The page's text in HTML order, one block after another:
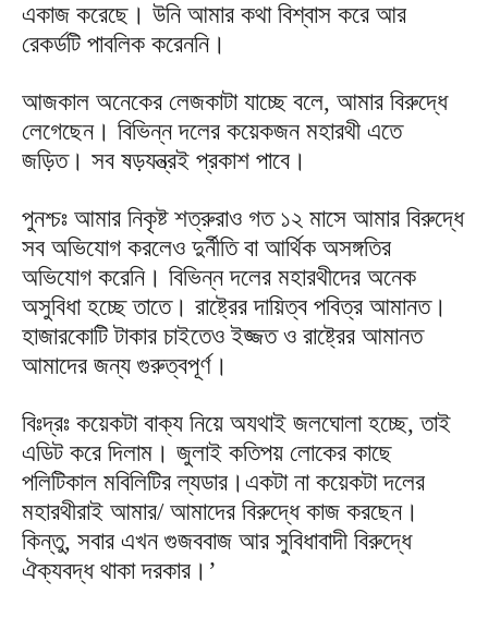
একাজ করেছে। উনি আমার কথা বিশ্বাস করে আর
রেকর্ডটি পাবলিক করেননি।
আজকাল অনেকের লেজকাটা যাচ্ছে বলে, আমার বিরুদ্ধে
লেগেছেন। বিভিন্ন দলের কয়েকজন মহারথী এতে
জড়িত। সব ষড়যন্ত্রই প্রকাশ পাবে।
পুনশ্চঃ আমার নিকৃষ্ট শত্রুরাও গত ১২ মাসে আমার বিরুদ্ধে
সব অভিযোগ করলেও দুর্নীতি বা আর্থিক অসঙ্গতির
অভিযোগ করেনি। বিভিন্ন দলের মহারথীদের অনেক
অসুবিধা হচ্ছে তাতে। রাষ্ট্রের দায়িত্ব পবিত্র আমানত।
হাজারকোটি টাকার চাইতেও ইজ্জত ও রাষ্ট্রের আমানত
আমাদের জন্য গুরুত্বপূর্ণ।
বিঃদ্রঃ কয়েকটা বাক্য নিয়ে অযথাই জলঘোলা হচ্ছে, তাই
এডিট করে দিলাম। জুলাই কতিপয় লোকের কাছে
পলিটিকাল মবিলিটির ল্যডার।একটা না কয়েকটা দলের
মহারথীরাই আমার/ আমাদের বিরুদ্ধে কাজ করছেন।
কিন্তু, সবার এখন গুজববাজ আর সুবিধাবাদী বিরুদ্ধে
ঐক্যবদ্ধ থাকা দরকার।’